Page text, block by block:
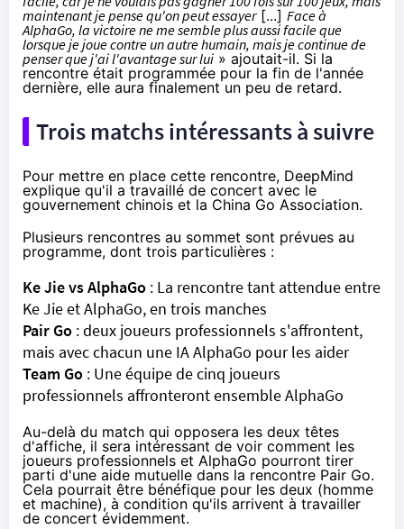
maintenant je pense qu'on peut essayer[...] Face à
AlphaGo, la victoire ne me semble plus aussi facile que
lorsque je joue contre un autre humain, mais je continue de
penser que j'ai l'avantage sur lui » ajoutait-il. Si la
rencontre était programmée pour la fin de l'année
dernière, elle aura finalement un peu de retard.
Trois matchs intéressants à suivre
Pour mettre en place cette rencontre, DeepMind
explique qu'il a travaillé de concert avec le
gouvernement chinois et la China Go Association.
Plusieurs rencontres au sommet sont prévues au
programme, dont trois particulières :
Ke Jie vs AlphaGo : La rencontre tant attendue entre
Ke Jie et AlphaGo, en trois manches
Pair Go : deux joueurs professionnels s'affrontent,
mais avec chacun une IA AlphaGo pour les aider
Team Go : Une équipe de cinq joueurs
professionnels affronteront ensemble AlphaGo
Au-delà du match qui opposera les deux têtes
d'affiche, il sera intéressant de voir comment les
joueurs professionnels et AlphaGo pourront tirer
parti d'une aide mutuelle dans la rencontre Pair Go.
Cela pourrait être bénéfique pour les deux (homme
et machine), à condition qu'ils arrivent à travailler
de concert évidemment.